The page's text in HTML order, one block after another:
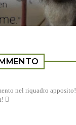
nel riquadro apposito!
